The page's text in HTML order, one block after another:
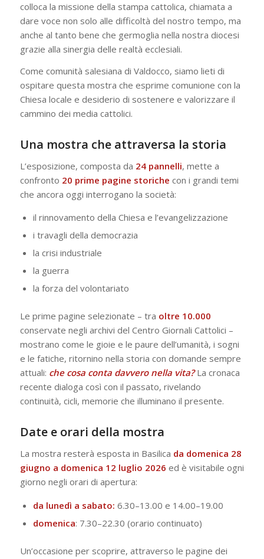
colloca la missione della stampa cattolica, chiamata a
dare voce non solo alle difficoltà del nostro tempo, ma
anche al tanto bene che germoglia nella nostra diocesi
grazie alla sinergia delle realtà ecclesiali.
Come comunità salesiana di Valdocco, siamo lieti di
ospitare questa mostra che esprime comunione con la
Chiesa locale e desiderio di sostenere e valorizzare il
cammino dei media cattolici.
Una mostra che attraversa la storia
L’esposizione, composta da 24 pannelli, mette a
confronto 20 prime pagine storiche con i grandi temi
che ancora oggi interrogano la società:
il rinnovamento della Chiesa e l’evangelizzazione
i travagli della democrazia
la crisi industriale
la guerra
la forza del volontariato
Le prime pagine selezionate – tra oltre 10.000
conservate negli archivi del Centro Giornali Cattolici –
mostrano come le gioie e le paure dell’umanità, i sogni
e le fatiche, ritornino nella storia con domande sempre
attuali: che cosa conta davvero nella vita? La cronaca
recente dialoga così con il passato, rivelando
continuità, cicli, memorie che illuminano il presente.
Date e orari della mostra
La mostra resterà esposta in Basilica da domenica 28
giugno a domenica 12 luglio 2026 ed è visitabile ogni
giorno negli orari di apertura:
da lunedì a sabato: 6.30–13.00 e 14.00–19.00
domenica: 7.30–22.30 (orario continuato)
Un’occasione per scoprire, attraverso le pagine dei